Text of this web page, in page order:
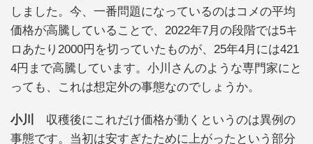
しました。今、一番問題になっているのはコメの平均
価格が高騰していることで、2022年7月の段階では5キ
ロあたり2000円を切っていたものが、25年4月には421
4円まで高騰しています。小川さんのような専門家にと
っても、これは想定外の事態なのでしょうか。
小川
収穫後にこれだけ価格が動くというのは異例の
事態です。当初は安すぎたために上がったという部分